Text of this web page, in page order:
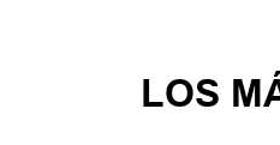
LOS